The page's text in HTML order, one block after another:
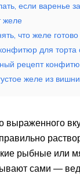
если варенье
желе
что желе готово
для
рецепт
желе из
выраженного
рыбные или
сами ―